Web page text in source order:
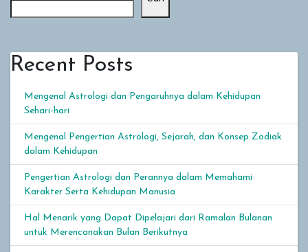
Recent Posts
Mengenal Astrologi dan Pengaruhnya dalam Kehidupan
Sehari-hari
Mengenal Pengertian Astrologi, Sejarah, dan Konsep Zodiak
dalam Kehidupan
Pengertian Astrologi dan Perannya dalam Memahami
Karakter Serta Kehidupan Manusia
Hal Menarik yang Dapat Dipelajari dari Ramalan Bulanan
untuk Merencanakan Bulan Berikutnya